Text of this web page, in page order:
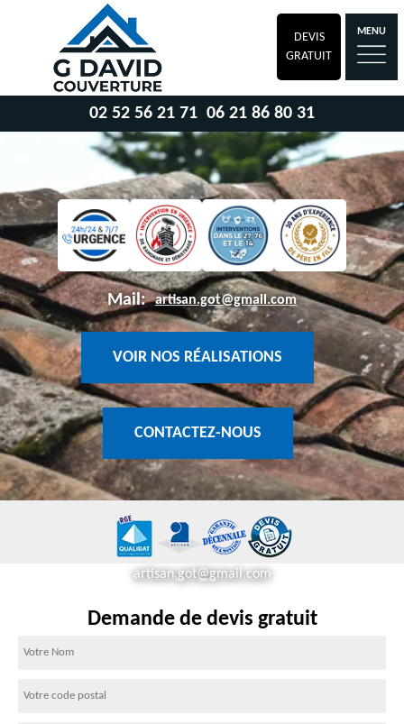
DEVIS
GRATUIT
MENU
02 52 56 21 71 06 21 86 80 31
Mail: artisan.got@gmail.com
VOIR NOS RÉALISATIONS
CONTACTEZ-NOUS
artisan.got@gmail.com
Demande de devis gratuit